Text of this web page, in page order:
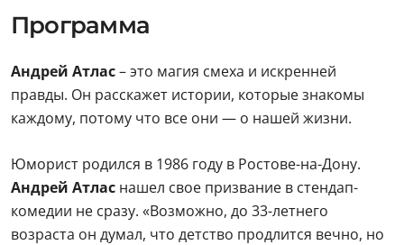
Программа
Андрей Атлас– это магия смеха и искренней
правды. Он расскажет истории, которые знакомы
каждому, потому что все они — о нашей жизни.
Юморист родился в 1986 году в Ростове-на-Дону.
Андрей Атлас нашел свое призвание в стендап-
комедии не сразу. «Возможно, до 33-летнего
возраста он думал, что детство продлится вечно, но